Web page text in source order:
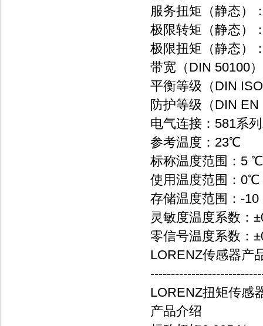
服务扭矩（静态）
极限转矩（静态）
极限扭矩（静态）
带宽（DIN 50100
平衡等级（DIN
防护等级（DIN
电气连接：581系
参考温度：23℃
标称温度范围：5
使用温度范围：
存储温度范围：-
灵敏度温度系数：
零信号温度系数：
LORENZ传感器产
LORENZ扭矩传感
产品介绍